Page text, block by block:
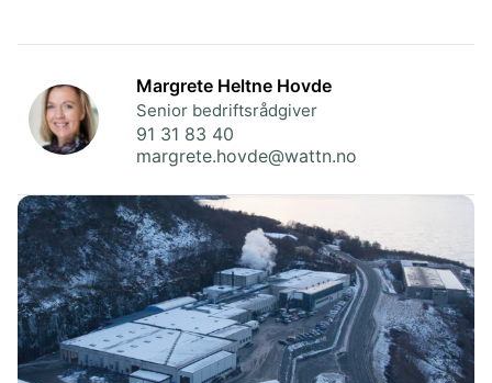
Margrete Heltne Hovde
Senior bedriftsrådgiver
91 31 83 40
margrete.hovde@wattn.no